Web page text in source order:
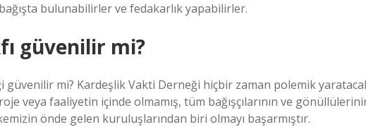
bulunabilirler ve fedakarlık yapabilirler.
güvenilir mi?
güvenilir mi? Kardeşlik Vakti Derneği hiçbir zaman polemik
veya faaliyetin içinde olmamış, tüm bağışçılarının ve
önde gelen kuruluşlarından biri olmayı başarmıştır.